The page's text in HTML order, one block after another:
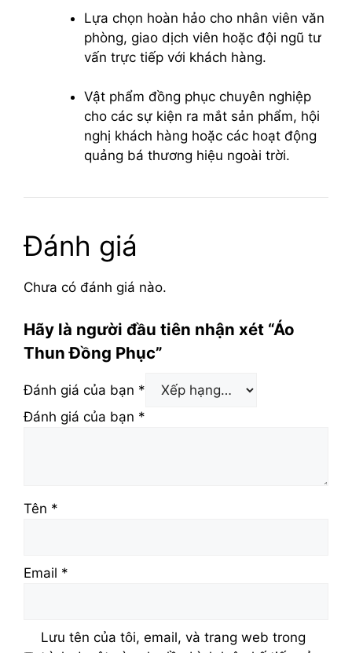
Lựa chọn hoàn hảo cho nhân viên văn
phòng, giao dịch viên hoặc đội ngũ tư
vấn trực tiếp với khách hàng.
Vật phẩm đồng phục chuyên nghiệp
cho các sự kiện ra mắt sản phẩm, hội
nghị khách hàng hoặc các hoạt động
quảng bá thương hiệu ngoài trời.
Đánh giá
Chưa có đánh giá nào.
Hãy là người đầu tiên nhận xét “Áo
Thun Đồng Phục”
Đánh giá của bạn *
Đánh giá của bạn *
Tên *
Email *
Lưu tên của tôi, email, và trang web trong